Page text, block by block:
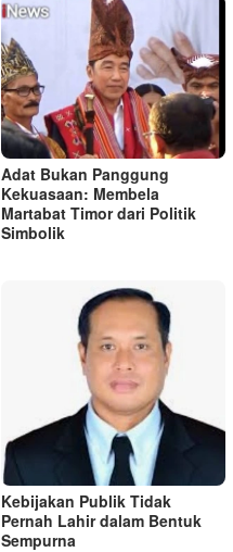
Adat Bukan Panggung
Kekuasaan: Membela
Martabat Timor dari Politik
Simbolik
Kebijakan Publik Tidak
Pernah Lahir dalam Bentuk
Sempurna